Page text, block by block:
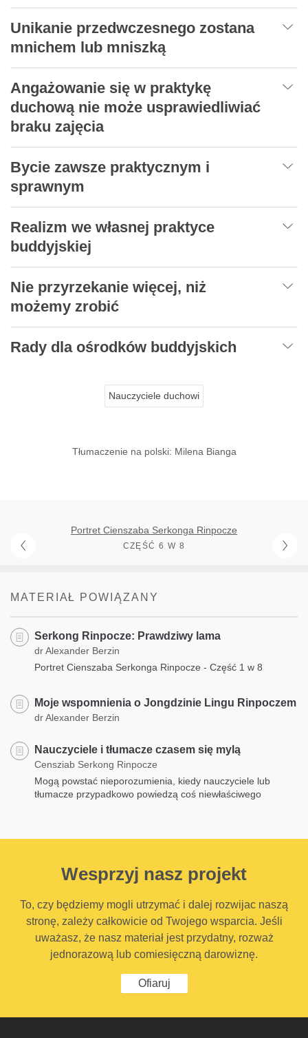
Unikanie przedwczesnego zostana
mnichem lub mniszką
Angażowanie się w praktykę
duchową nie może usprawiedliwiać
braku zajęcia
Bycie zawsze praktycznym i
sprawnym
Realizm we własnej praktyce
buddyjskiej
Nie przyrzekanie więcej, niż
możemy zrobić
Rady dla ośrodków buddyjskich
Nauczyciele duchowi
Tłumaczenie na polski: Milena Bianga
Portret Cienszaba Serkonga Rinpocze
CZĘŚĆ 6 W 8
MATERIAŁ POWIĄZANY
Serkong Rinpocze: Prawdziwy lama
dr Alexander Berzin
Portret Cienszaba Serkonga Rinpocze - Część 1 w 8
Moje wspomnienia o Jongdzinie Lingu Rinpoczem
dr Alexander Berzin
Nauczyciele i tłumacze czasem się mylą
Censziab Serkong Rinpocze
Mogą powstać nieporozumienia, kiedy nauczyciele lub
tłumacze przypadkowo powiedzą coś niewłaściwego
Wesprzyj nasz projekt
To, czy będziemy mogli utrzymać i dalej rozwijac naszą
stronę, zależy całkowicie od Twojego wsparcia. Jeśli
uważasz, że nasz materiał jest przydatny, rozważ
jednorazową lub comiesięczną darowiznę.
Ofiaruj